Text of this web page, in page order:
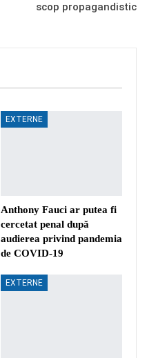
scop propagandistic
EXTERNE
Anthony Fauci ar putea fi
cercetat penal după
audierea privind pandemia
de COVID-19
EXTERNE